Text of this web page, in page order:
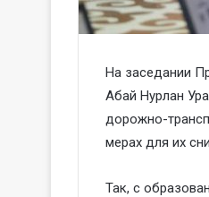
На заседании
Абай Нурлан
дорожно-
мерах для их
Так, с